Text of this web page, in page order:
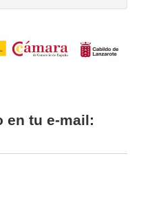
en tu e-mail: